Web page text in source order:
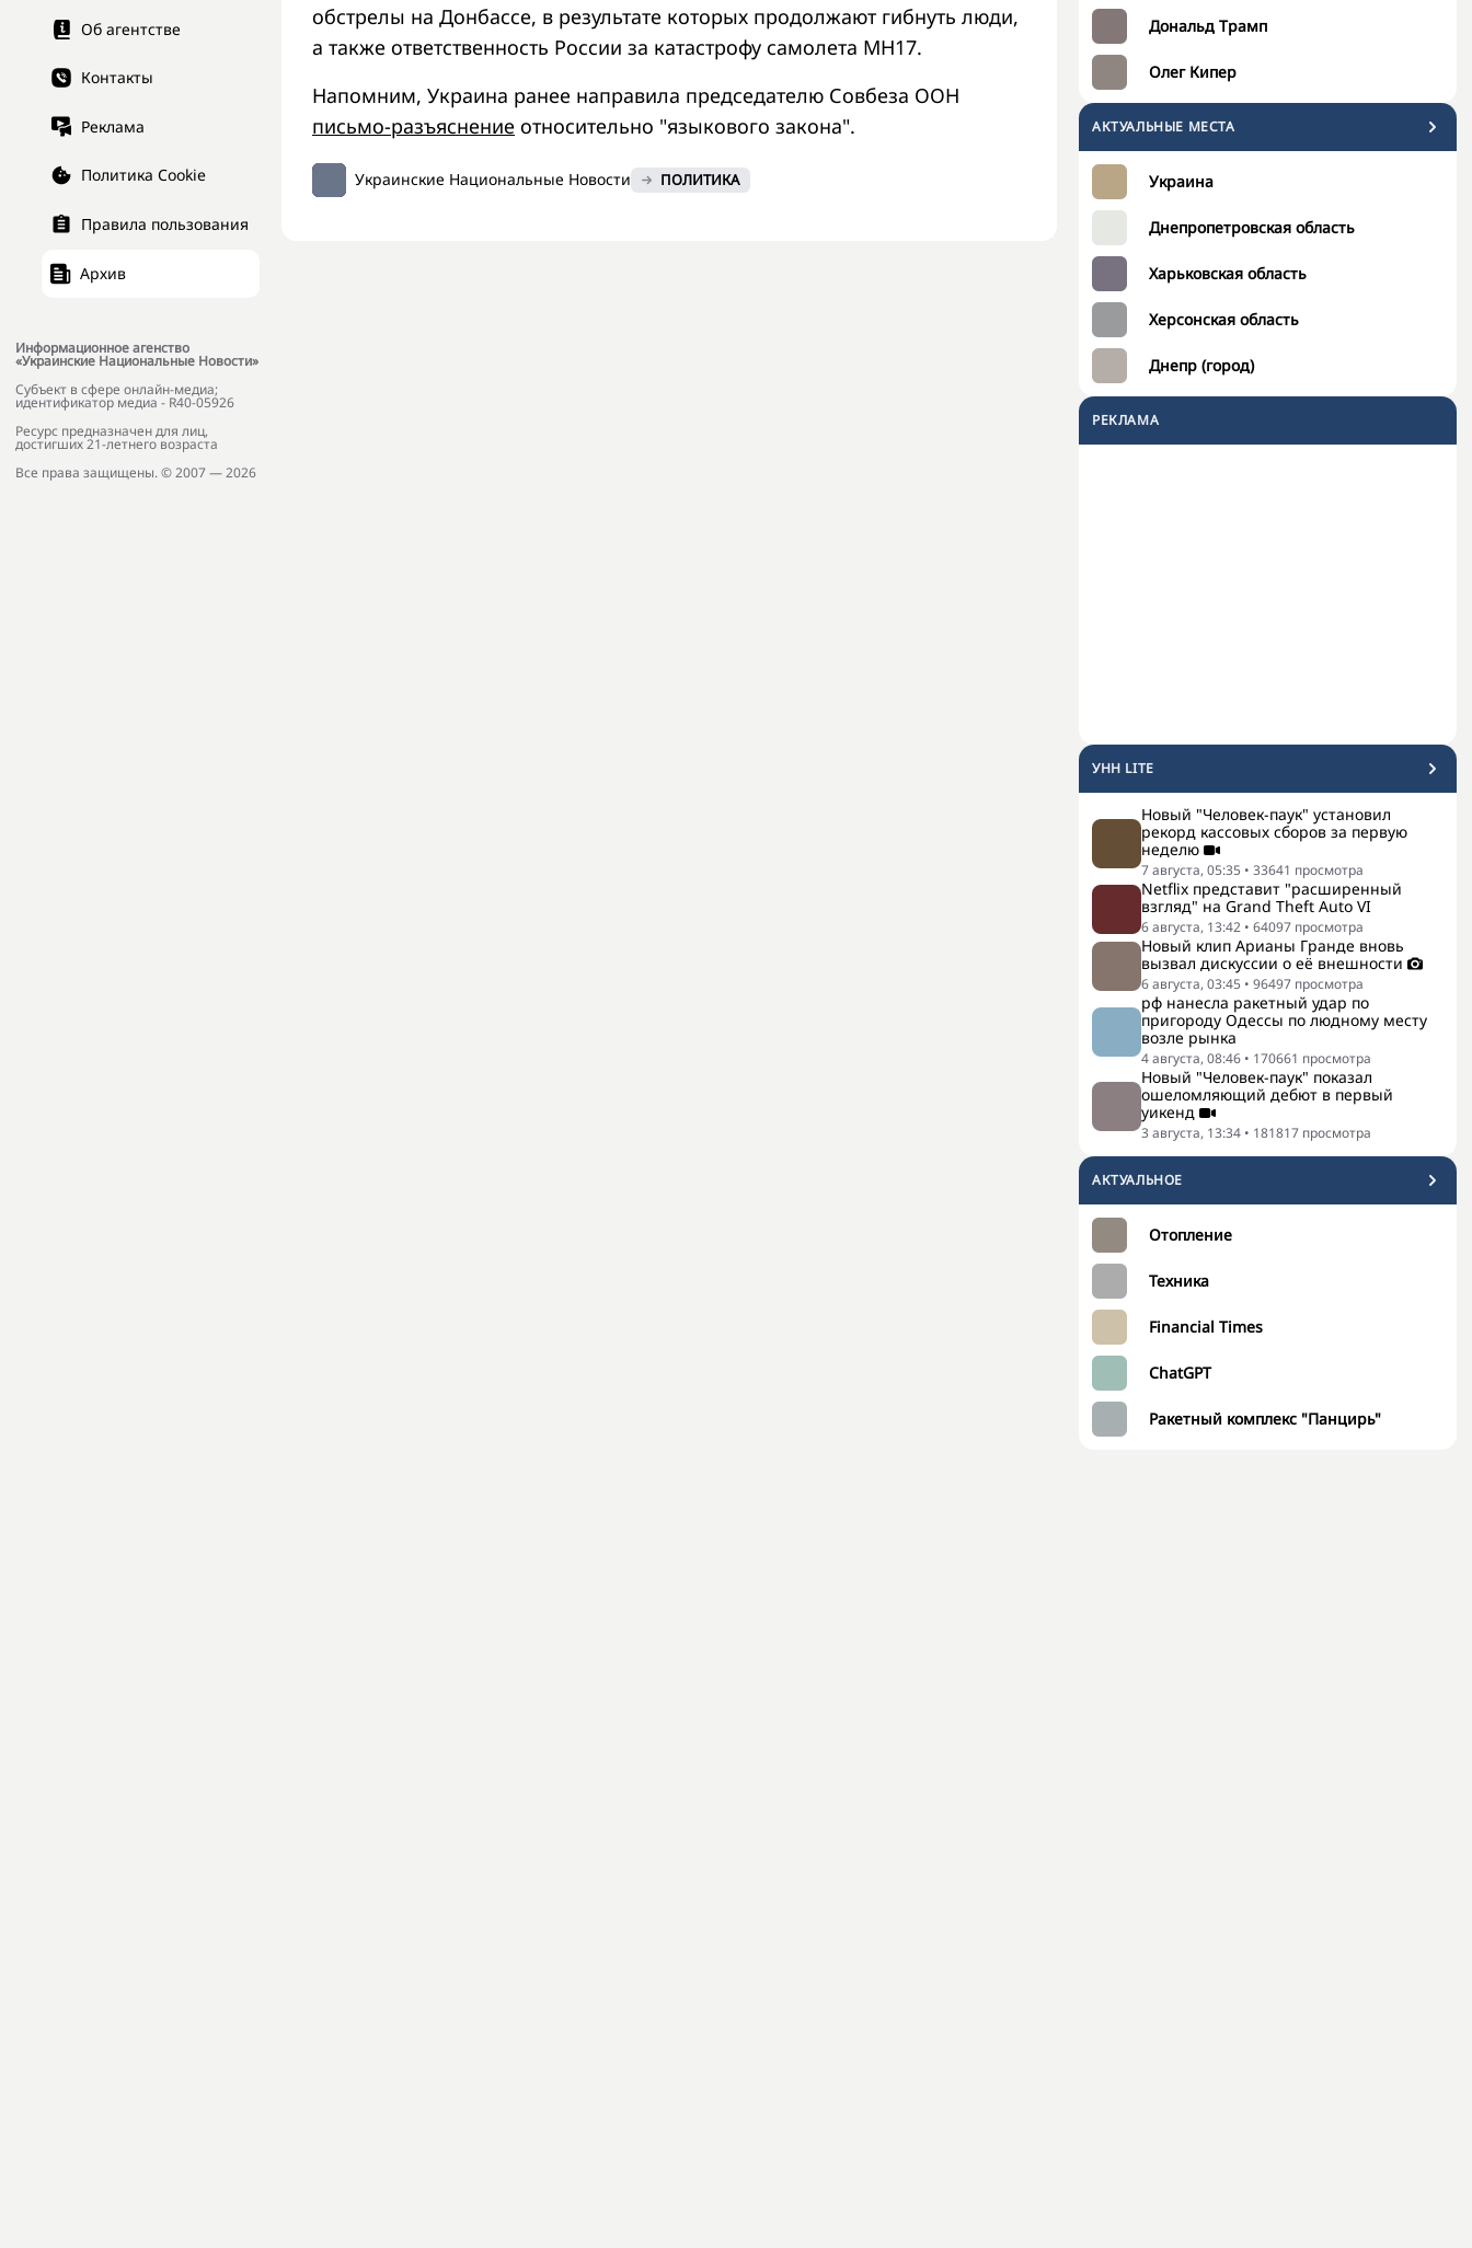
Об агентстве
Контакты
Реклама
Политика Cookie
Правила пользования
Архив
Информационное агенство
«Украинские Национальные Новости»
Субъект в сфере онлайн-медиа;
идентификатор медиа - R40-05926
Ресурс предназначен для лиц,
достигших 21-летнего возраста
Все права защищены. © 2007 — 2026
Дональд Трамп
Олег Кипер
АКТУАЛЬНЫЕ МЕСТА
Украина
Днепропетровская область
Харьковская область
Херсонская область
Днепр (город)
РЕКЛАМА
УНН LITE
Новый "Человек-паук" установил
рекорд кассовых сборов за первую
неделю
7 августа, 05:35 • 33641 просмотра
Netflix представит "расширенный
взгляд" на Grand Theft Auto VI
6 августа, 13:42 • 64097 просмотра
Новый клип Арианы Гранде вновь
вызвал дискуссии о её внешности
6 августа, 03:45 • 96497 просмотра
рф нанесла ракетный удар по
пригороду Одессы по людному месту
возле рынка
4 августа, 08:46 • 170661 просмотра
Новый "Человек-паук" показал
ошеломляющий дебют в первый
уикенд
3 августа, 13:34 • 181817 просмотра
АКТУАЛЬНОЕ
Отопление
Техника
Financial Times
ChatGPT
Ракетный комплекс "Панцирь"
обстрелы на Донбассе, в результате которых продолжают гибнуть люди,
а также ответственность России за катастрофу самолета МН17.
Напомним, Украина ранее направила председателю Совбеза ООН
письмо-разъяснение относительно "языкового закона".
Украинские Национальные Новости ПОЛИТИКА